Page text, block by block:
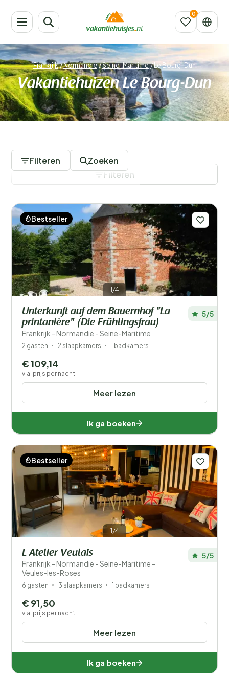
Frankrijk/Normandië/Seine-Maritime/Le Bourg-Dun
Vakantiehuizen Le Bourg-Dun
Filteren Zoeken
Je vakantie
Kies reisdata en je gezelschap
Wanneer?
Aantal gasten?
Afstand 1
Ligging
Kinderen
Type vakantiehuisje
Populaire filters
Mindervaliden
Voorzieningen
Filters opslaan
Filteren
1/4
Bestseller
Unterkunft auf dem Bauernhof "La
printanière" (Die Frühlingsfrau)
Frankrijk - Normandië - Seine-Maritime
5/5
2 gasten 2 slaapkamers 1 badkamers
Meer lezen
€ 109,14
v.a. prijs per nacht
Ik ga boeken
1/4
Bestseller
L Atelier Veulais
Frankrijk - Normandië - Seine-Maritime -
Veules-les-Roses
5/5
6 gasten 3 slaapkamers 1 badkamers
Meer lezen
€ 91,50
v.a. prijs per nacht
Ik ga boeken